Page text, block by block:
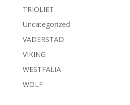
TRIOLIET
Uncategorized
VADERSTAD
VIKING
WESTFALIA
WOLF